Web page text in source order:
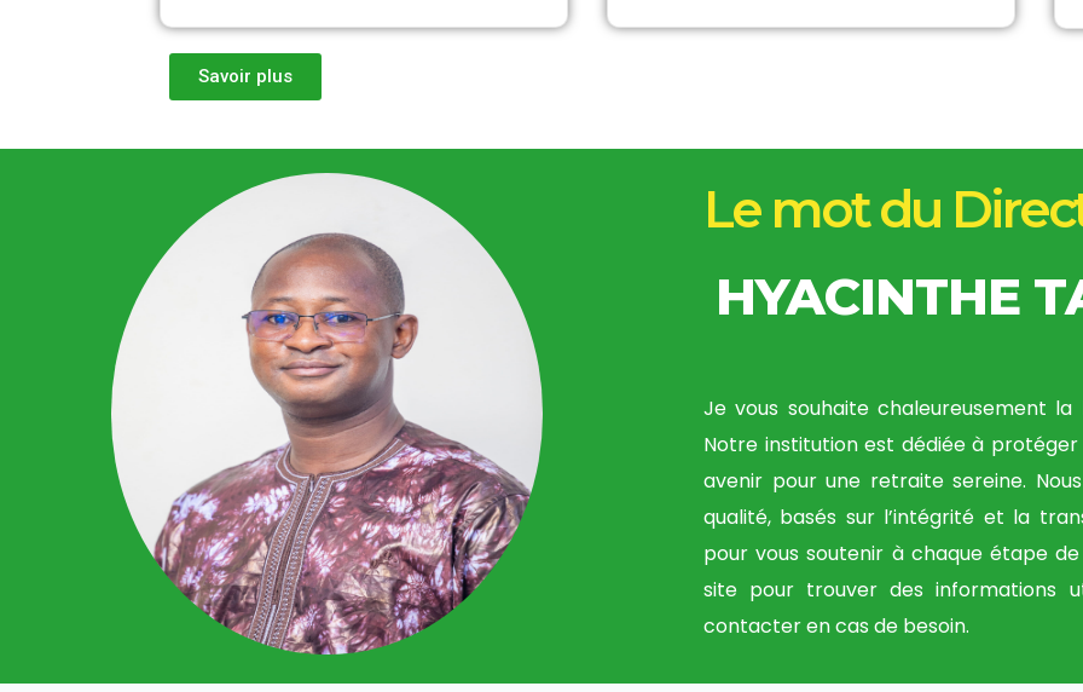
Savoir plus
Le mot du
HYACINTHE
Je vous souhaite chaleureusement
Notre institution est dédiée à
avenir pour une retraite sereine.
qualité, basés sur l’intégrité et la
pour vous soutenir à chaque étape
site pour trouver des informations
contacter en cas de besoin.